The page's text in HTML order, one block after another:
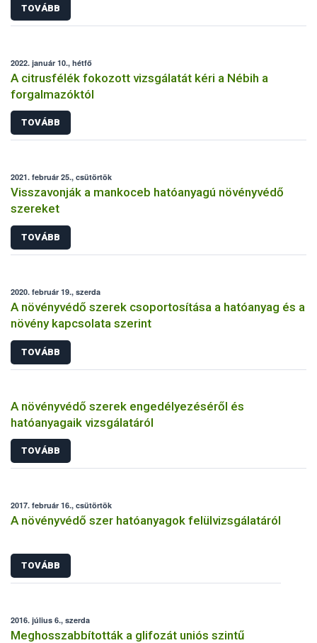
TOVÁBB
2022. január 10., hétfő
A citrusfélék fokozott vizsgálatát kéri a Nébih a
forgalmazóktól
TOVÁBB
2021. február 25., csütörtök
Visszavonják a mankoceb hatóanyagú növényvédő
szereket
TOVÁBB
2020. február 19., szerda
A növényvédő szerek csoportosítása a hatóanyag és a
növény kapcsolata szerint
TOVÁBB
A növényvédő szerek engedélyezéséről és
hatóanyagaik vizsgálatáról
TOVÁBB
2017. február 16., csütörtök
A növényvédő szer hatóanyagok felülvizsgálatáról
TOVÁBB
2016. július 6., szerda
Meghosszabbították a glifozát uniós szintű